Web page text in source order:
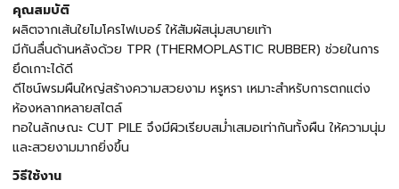
คุณสมบัติ
ผลิตจากเส้นใยไมโครไฟเบอร์ ให้สัมผัสนุ่มสบายเท้า
มีกันลื่นด้านหลังด้วย TPR (THERMOPLASTIC RUBBER) ช่วยในการ
ยึดเกาะได้ดี
ดีไซน์พรมผืนใหญ่สร้างความสวยงาม หรูหรา เหมาะสำหรับการตกแต่ง
ห้องหลากหลายสไตล์
ทอในลักษณะ CUT PILE จึงมีผิวเรียบสม่ำเสมอเท่ากันทั้งผืน ให้ความนุ่ม
และสวยงามมากยิ่งขึ้น
วิธีใช้งาน